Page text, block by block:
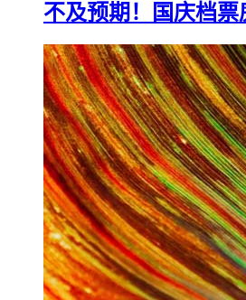
不及预期！国庆档票